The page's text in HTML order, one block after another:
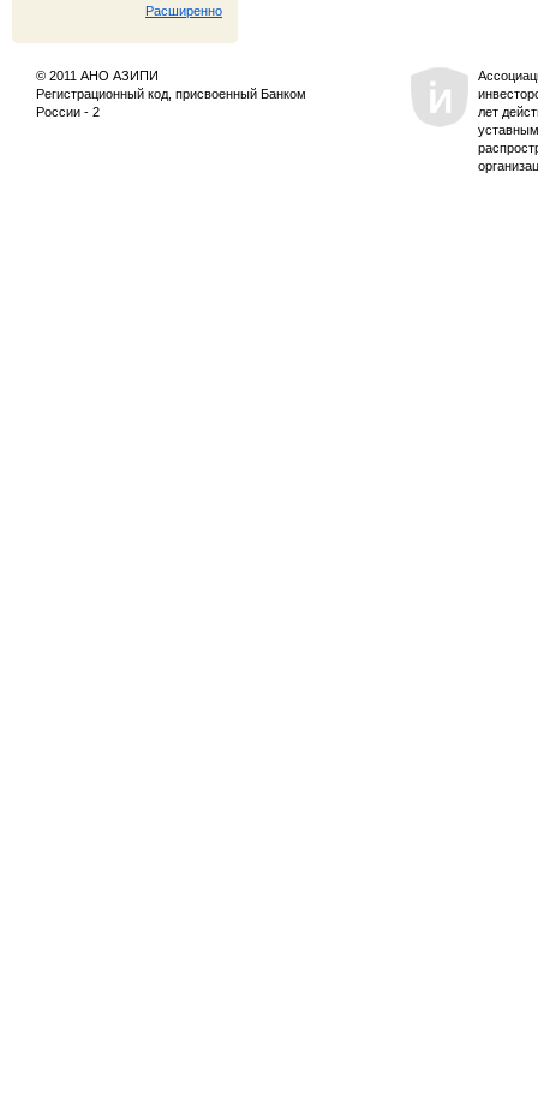
Расширенно
© 2011 АНО АЗИПИ
Регистрационный код, присвоенный Банком
России - 2
лет